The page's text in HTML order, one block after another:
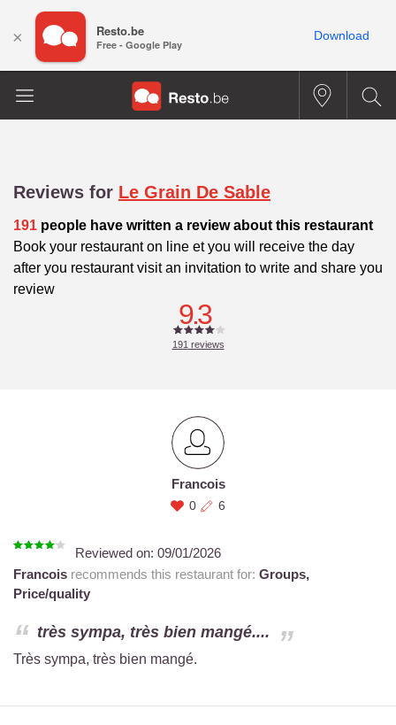
Reviews for Le Grain De Sable
191 people have written a review about this restaurant
Book your restaurant on line et you will receive the day
after you restaurant visit an invitation to write and share you
review
9.3
191 reviews
Francois
0 6
Reviewed on: 09/01/2026
Francois recommends this restaurant for: Groups,
Price/quality
très sympa, très bien mangé....
Très sympa, très bien mangé.
× Resto.be
Free - Google Play
Download